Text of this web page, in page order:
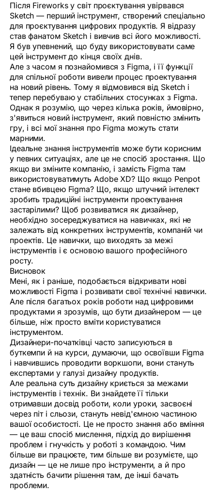
Після Fireworks у світ проєктування увірвався
Sketch — перший інструмент, створений спеціально
для проєктування цифрових продуктів. Я відразу
став фанатом Sketch і вивчив всі його можливості.
Я був упевнений, що буду використовувати саме
цей інструмент до кінця своїх днів.
Але з часом я познайомився з Figma, і її функції
для спільної роботи вивели процес проектування
на новий рівень. Тому я відмовився від Sketch і
тепер перебуваю у стабільних стосунках з Figma.
Однак я розумію, що через кілька років, ймовірно,
з'явиться новий інструмент, який повністю змінить
гру, і всі мої знання про Figma можуть стати
марними.
Ідеальне знання інструментів може бути корисним
у певних ситуаціях, але це не спосіб зростання. Що
якщо ви зміните компанію, і замість Figma там
використовуватимуть Adobe XD? Що якщо Penpot
стане вбивцею Figma? Що, якщо штучний інтелект
зробить традиційні інструменти проектування
застарілими? Щоб розвиватися як дизайнер,
необхідно зосереджуватися на навичках, які не
залежать від конкретних інструментів, компаній чи
проектів. Це навички, що виходять за межі
інструментів і є основою вашого професійного
росту.
Висновок
Мені, як і раніше, подобається відкривати нові
можливості Figma і розвивати свої технічні навички.
Але після багатьох років роботи над цифровими
продуктами я зрозумів, що бути дизайнером — це
більше, ніж просто вміти користуватися
інструментом.
Дизайнери-початківці часто записуються в
буткемпи й на курси, думаючи, що освоївши Figma
і навчившись проводити воркшопи, вони стануть
експертами у галузі дизайну продуктів.
Але реальна суть дизайну криється за межами
інструментів і технік. Ви знайдете її тільки
отримавши досвід роботи, коли уроки, засвоєні
через піт і сльози, стануть невід'ємною частиною
вашої особистості. Це не просто знання або вміння
— це ваш спосіб мислення, підхід до вирішення
проблем і гнучкість у роботі з командою. Чим
більше ви працюєте, тим більше ви розумієте, що
дизайн — це не лише про інструменти, а й про
здатність бачити рішення там, де інші бачать
проблеми.